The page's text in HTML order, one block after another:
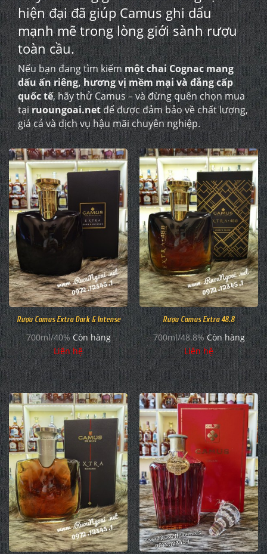
hiện đại đã giúp Camus ghi dấu
mạnh mẽ trong lòng giới sành rượu
toàn cầu.
Nếu bạn đang tìm kiếmmột chai Cognac mang
dấu ấn riêng, hương vị mềm mại và đẳng cấp
quốc tế, hãy thử Camus – và đừng quên chọn mua
tạiruoungoai.netđể được đảm bảo về chất lượng,
giá cả và dịch vụ hậu mãi chuyên nghiệp.
Rượu Camus Extra Dark & Intense
700ml/40% Còn hàng
Liên hệ
Rượu Camus Extra 48.8
700ml/48.8% Còn hàng
Liên hệ